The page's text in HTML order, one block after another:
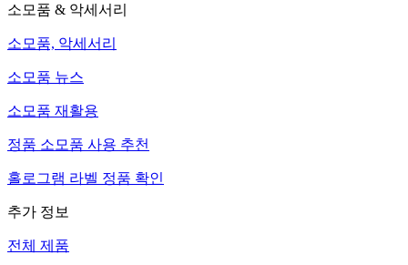
소모품 & 악세서리
소모품, 악세서리
소모품 뉴스
소모품 재활용
정품 소모품 사용 추천
홀로그램 라벨 정품 확인
추가 정보
전체 제품